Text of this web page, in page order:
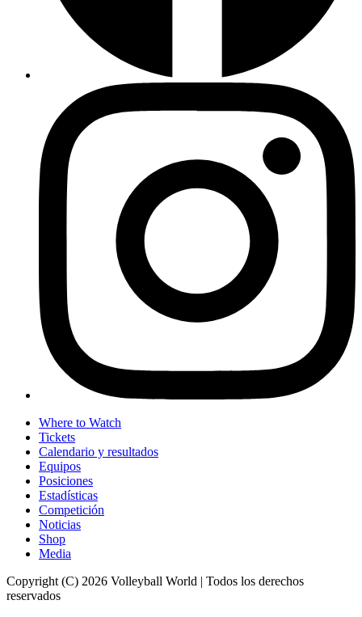
Where to Watch
Tickets
Calendario y resultados
Equipos
Posiciones
Estadísticas
Competición
Noticias
Shop
Media
Copyright (C) 2026 Volleyball World | Todos los derechos
reservados